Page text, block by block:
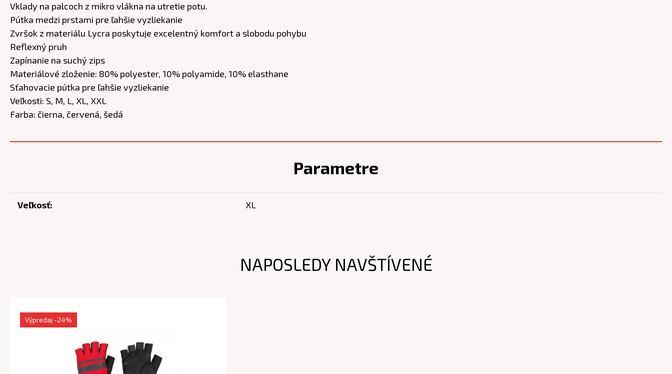
Vklady na palcoch z mikro vlákna na utretie potu.
Pútka medzi prstami pre ľahšie vyzliekanie
Zvršok z materiálu Lycra poskytuje excelentný komfort a slobodu pohybu
Reflexný pruh
Zapínanie na suchý zips
Materiálové zloženie: 80% polyester, 10% polyamide, 10% elasthane
Sťahovacie pútka pre ľahšie vyzliekanie
Veľkosti: S, M, L, XL, XXL
Farba: čierna, červená, šedá
Parametre
Veľkosť: XL
NAPOSLEDY NAVŠTÍVENÉ
Výpredaj -24%